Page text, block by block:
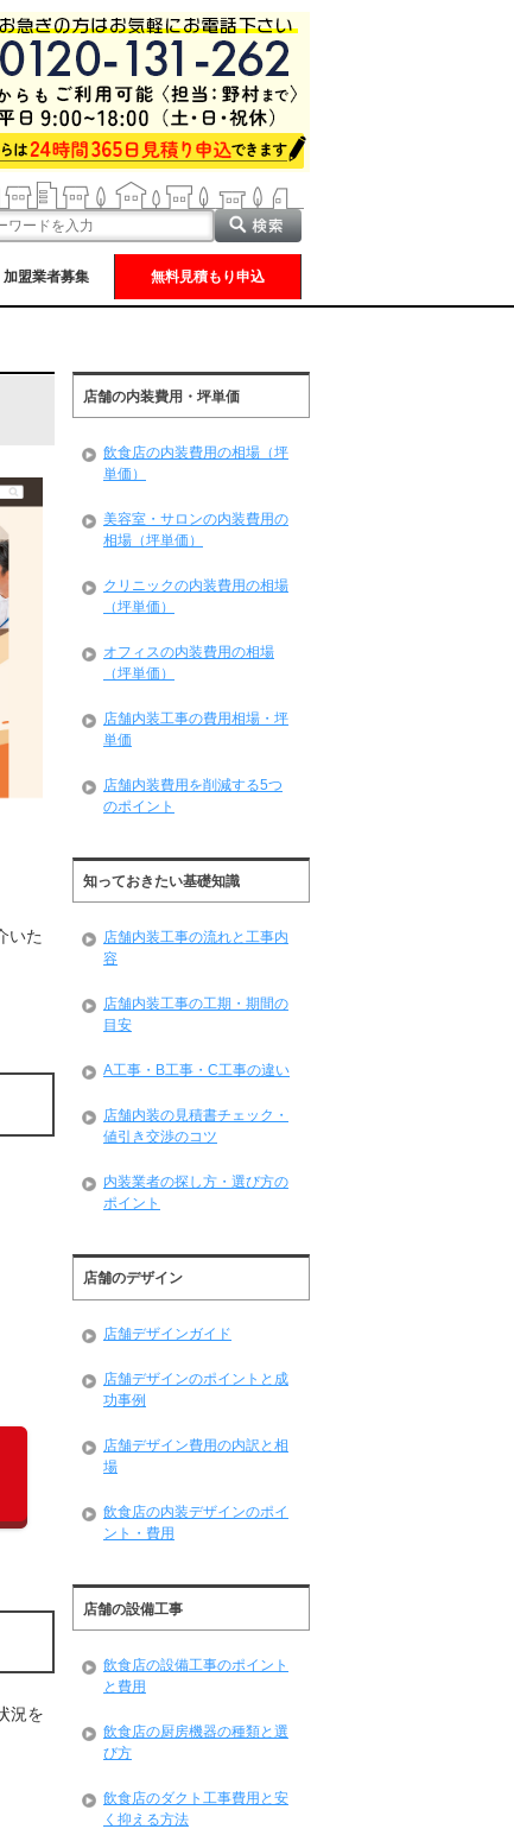
加盟業者募集 無料見積もり申込
いた
況を
店舗の内装費用・坪単価
飲食店の内装費用の相場（坪
単価）
美容室・サロンの内装費用の
相場（坪単価）
クリニックの内装費用の相場
（坪単価）
オフィスの内装費用の相場
（坪単価）
店舗内装工事の費用相場・坪
単価
店舗内装費用を削減する5つ
のポイント
知っておきたい基礎知識
店舗内装工事の流れと工事内
容
店舗内装工事の工期・期間の
目安
A工事・B工事・C工事の違い
店舗内装の見積書チェック・
値引き交渉のコツ
内装業者の探し方・選び方の
ポイント
店舗のデザイン
店舗デザインガイド
店舗デザインのポイントと成
功事例
店舗デザイン費用の内訳と相
場
飲食店の内装デザインのポイ
ント・費用
店舗の設備工事
飲食店の設備工事のポイント
と費用
飲食店の厨房機器の種類と選
び方
飲食店のダクト工事費用と安
く抑える方法